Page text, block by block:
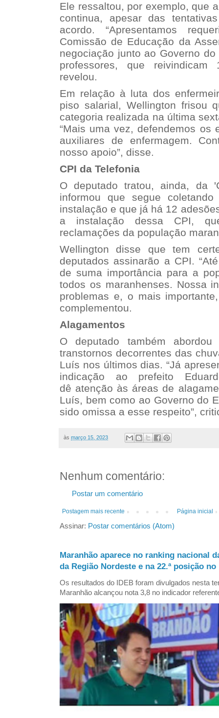
Ele ressaltou, por exemplo, que
continua, apesar das
acordo. “Apresentamos
Comissão de Educação da
negociação junto ao Governo
professores, que reivindicam
revelou.
Em relação à luta dos
piso salarial, Wellington frisou
categoria realizada na última
“Mais uma vez, defendemos os
auxiliares de enfermagem.
nosso apoio”, disse.
CPI da Telefonia
O deputado tratou, ainda, da
informou que segue
instalação e que já há 12
a instalação dessa CPI,
reclamações da população
Wellington disse que tem
deputados assinarão a CPI.
de suma importância para a
todos os maranhenses. Nossa
problemas e, o mais
complementou.
Alagamentos
O deputado também
transtornos decorrentes das
Luís nos últimos dias. “Já
indicação ao prefeito
dê atenção às áreas de
Luís, bem como ao Governo do
sido omissa a esse respeito”,
às março 15, 2023
Nenhum comentário:
Postar um comentário
Postagem mais recente Página inicial
Assinar: Postar comentários (Atom)
Maranhão aparece no ranking nacional
da Região Nordeste e na 22.ª posição
Os resultados do IDEB foram divulgados nesta
Maranhão alcançou nota 3,8 no indicador